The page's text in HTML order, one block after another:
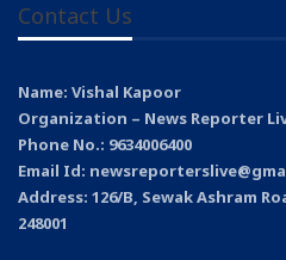
Contact Us
Name: Vishal Kapoor
Organization – News Reporter
Phone No.: 9634006400
Email Id:
Address: 126/B, Sewak Ashram
248001